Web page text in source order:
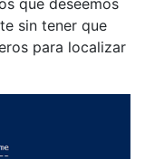
sin tener que
para localizar